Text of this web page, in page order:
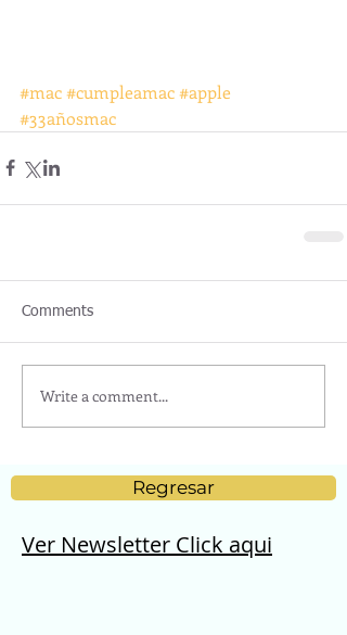
#mac#cumpleamac#apple
#33añosmac
Comments
Write a comment...
Regresar
Ver Newsletter Click aqui